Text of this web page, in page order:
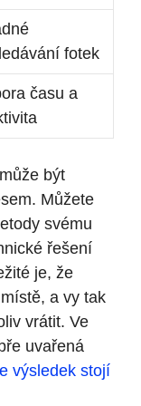
fotek
času a
být
Můžete
svému
řešení
je, že
a vy tak
vrátit. Ve
uvařená
výsledek stojí